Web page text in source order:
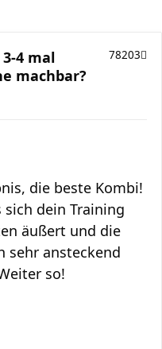
4 mal
machbar?
78203
die beste Kombi!
sich dein Training
äußert und die
sehr ansteckend
so!